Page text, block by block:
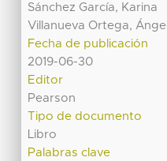
Sánchez García, Karina
Villanueva Ortega, Ángel
Fecha de publicación
2019-06-30
Editor
Pearson
Tipo de documento
Libro
Palabras clave